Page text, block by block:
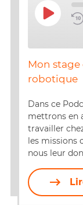
Play
Episode
RSS FEED
SHARE
EMBED
Mon stage
robotique
Dans ce
mettrons en
travailler
les missions
nous leur